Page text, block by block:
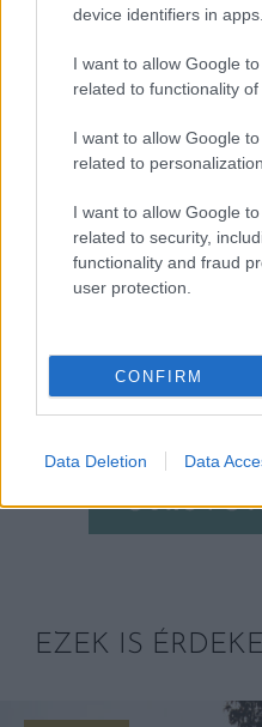
device identifiers in apps.
I want to allow Google
related to functionality
I want to allow Google
related to personalization.
I want to allow Google
related to security,
functionality and fraud
user protection.
CONFIRM
Data Deletion Data
Szerző: Csáka Eszter
Címlapfotó: Karsten
EZEK IS